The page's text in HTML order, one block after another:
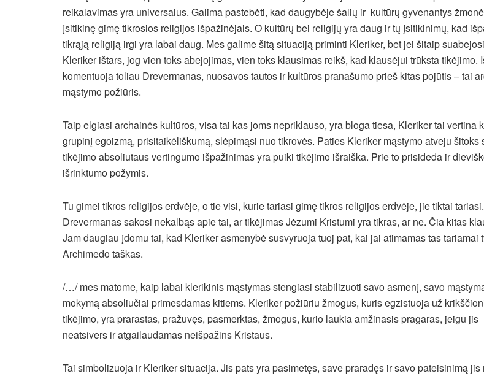
reikalavimas yra universalus. Galima pastebėti, kad daugybėje šalių ir kultūrų gyvenantys
įsitikinę gimę tikrosios religijos išpažinėjais. O kultūrų bei religijų yra daug ir tų įsitikinimų, kad
tikrąją religiją irgi yra labai daug. Mes galime šitą situaciją priminti Kleriker, bet jei šitaip
Kleriker ištars, jog vien toks abejojimas, vien toks klausimas reikš, kad klausėjui trūksta tikėjimo.
komentuoja toliau Drevermanas, nuosavos tautos ir kultūros pranašumo prieš kitas pojūtis – tai
mąstymo požiūris.
Taip elgiasi archainės kultūros, visa tai kas joms nepriklauso, yra bloga tiesa, Kleriker tai vertina
grupinį egoizmą, prisitaikėliškumą, slėpimąsi nuo tikrovės. Paties Kleriker mąstymo atveju šitoks
tikėjimo absoliutaus vertingumo išpažinimas yra puiki tikėjimo išraiška. Prie to prisideda ir
išrinktumo požymis.
Tu gimei tikros religijos erdvėje, o tie visi, kurie tariasi gimę tikros religijos erdvėje, jie tiktai
Drevermanas sakosi nekalbąs apie tai, ar tikėjimas Jėzumi Kristumi yra tikras, ar ne. Čia kitas
Jam daugiau įdomu tai, kad Kleriker asmenybė susvyruoja tuoj pat, kai jai atimamas tas tariamai
Archimedo taškas.
/…/ mes matome, kaip labai klerikinis mąstymas stengiasi stabilizuoti savo asmenį, savo
mokymą absoliučiai primesdamas kitiems. Kleriker požiūriu žmogus, kuris egzistuoja už
tikėjimo, yra prarastas, pražuvęs, pasmerktas, žmogus, kurio laukia amžinasis pragaras, jeigu jis
neatsivers ir atgailaudamas neišpažins Kristaus.
Tai simbolizuoja ir Kleriker situacija. Jis pats yra pasimetęs, save praradęs ir savo pateisinimą jis